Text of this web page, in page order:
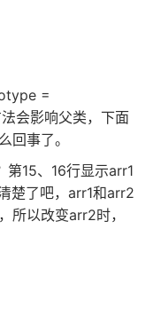
=
会影响父类，下面
回事了。
第15、16行显示arr1
楚了吧，arr1和arr2
所以改变arr2时，